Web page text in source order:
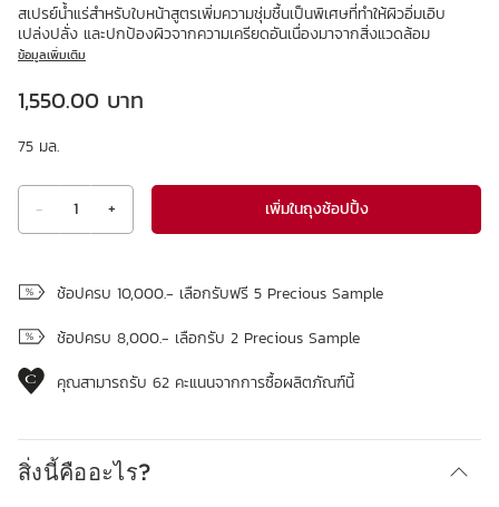
สเปรย์น้ำแร่สำหรับใบหน้าสูตรเพิ่มความชุ่มชื้นเป็นพิเศษที่ทำให้ผิวอิ่มเอิบ
เปล่งปลั่ง และปกป้องผิวจากความเครียดอันเนื่องมาจากสิ่งแวดล้อม
ข้อมูลเพิ่มเติม
ราคาปัจจุบัน 1,550.00 บาท
1,550.00 บาท
75 มล.
- 1 + เพิ่มในถุงช้อปปิ้ง
ช้อปครบ 10,000.- เลือกรับฟรี 5 Precious Sample
ช้อปครบ 8,000.- เลือกรับ 2 Precious Sample
คุณสามารถรับ 62 คะแนนจากการซื้อผลิตภัณฑ์นี้
สิ่งนี้คืออะไร?